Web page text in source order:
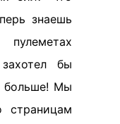
знаешь
бы
больше! Мы